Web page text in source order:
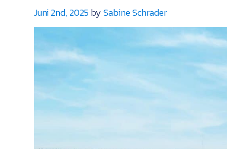
Scotia:
Entdecke
Orte
abseits
der
Wege
Juni 2nd, 2025bySabine Schrader